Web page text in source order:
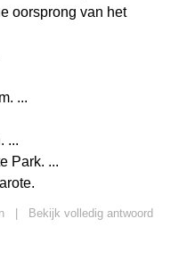
oorsprong van het
...
...
Park. ...
Bekijk volledig antwoord